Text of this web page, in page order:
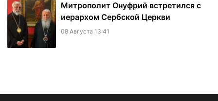
Митрополит Онуфрий встретился с
иерархом Сербской Церкви
08 Августа 13:41